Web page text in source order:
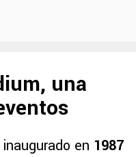
una
en 1987